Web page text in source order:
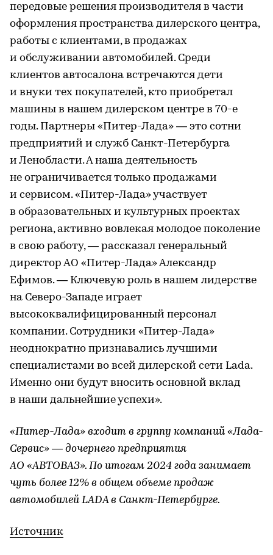
передовые решения производителя в части
оформления пространства дилерского центра,
работы с клиентами, в продажах
и обслуживании автомобилей. Среди
клиентов автосалона встречаются дети
и внуки тех покупателей, кто приобретал
машины в нашем дилерском центре в 70-е
годы. Партнеры «Питер-Лада» — это сотни
предприятий и служб Санкт-Петербурга
и Ленобласти. А наша деятельность
не ограничивается только продажами
и сервисом. «Питер-Лада» участвует
в образовательных и культурных проектах
региона, активно вовлекая молодое поколение
в свою работу, — рассказал генеральный
директор АО «Питер-Лада» Александр
Ефимов. — Ключевую роль в нашем лидерстве
на Северо-Западе играет
высококвалифицированный персонал
компании. Сотрудники «Питер-Лада»
неоднократно признавались лучшими
специалистами во всей дилерской сети Lada.
Именно они будут вносить основной вклад
в наши дальнейшие успехи».
«Питер-Лада» входит в группу компаний «Лада-
Сервис» — дочернего предприятия
АО «АВТОВАЗ». По итогам 2024 года занимает
чуть более 12% в общем объеме продаж
автомобилей LADA в Санкт-Петербурге.
Источник